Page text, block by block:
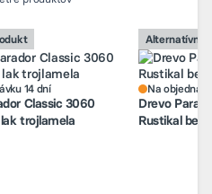
14 dní
Classic 3060
trojlamela
Alternatívny
Na
Drevo
Rustikal
14 dní
Classic 3060
trojlamela
Alternatívny
Na
Drevo
Rustikal